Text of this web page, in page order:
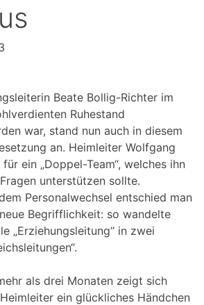
Beate Bollig-Richter im
Ruhestand
war, stand nun auch in diesem
an. Heimleiter Wolfgang
ein „Doppel-Team“, welches ihn
unterstützen sollte.
Personalwechsel entschied man
Begrifflichkeit: so wandelte
„Erziehungsleitung“ in zwei
als drei Monaten zeigt sich
ein glückliches Händchen